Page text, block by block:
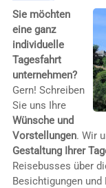
Sie möchten
eine ganz
individuelle
Tagesfahrt
unternehmen?
Gern! Schreiben
Sie uns Ihre
Wünsche und
Vorstellungen. Wir
Gestaltung Ihrer
Reisebusses über
Besichtigungen und